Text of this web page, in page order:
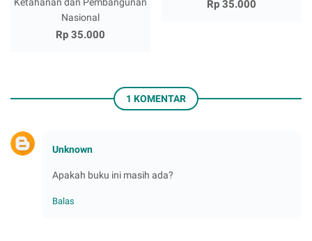
Ketahanan dan Pembangunan
Nasional
Rp 35.000
Rp 35.000
1 KOMENTAR
Unknown
Apakah buku ini masih ada?
Balas